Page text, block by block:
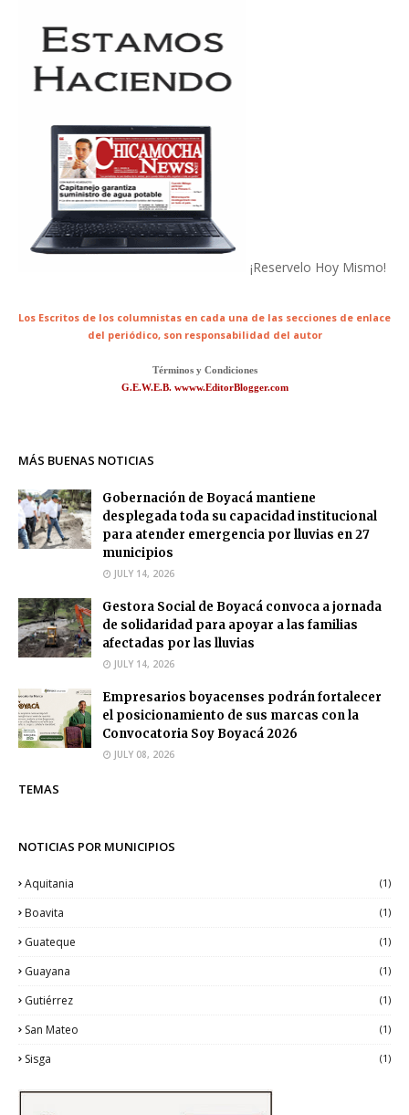
¡Reservelo Hoy Mismo!
Los Escritos de los columnistas en cada una de las secciones de enlace
del periódico, son responsabilidad del autor
Términos y Condiciones
G.E.W.E.B. wwww.EditorBlogger.com
MÁS BUENAS NOTICIAS
Gobernación de Boyacá mantiene
desplegada toda su capacidad institucional
para atender emergencia por lluvias en 27
municipios
JULY 14, 2026
Gestora Social de Boyacá convoca a jornada
de solidaridad para apoyar a las familias
afectadas por las lluvias
JULY 14, 2026
Empresarios boyacenses podrán fortalecer
el posicionamiento de sus marcas con la
Convocatoria Soy Boyacá 2026
JULY 08, 2026
TEMAS
NOTICIAS POR MUNICIPIOS
Aquitania (1)
Boavita (1)
Guateque (1)
Guayana (1)
Gutiérrez (1)
San Mateo (1)
Sisga (1)